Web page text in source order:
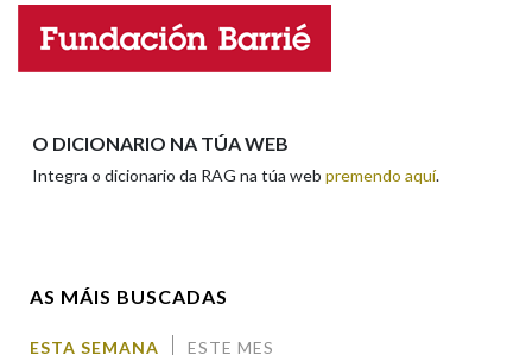
LIMPAR
Nome
O DICIONARIO NA TÚA WEB
Integra o dicionario da RAG na túa web premendo aquí.
AS MÁIS BUSCADAS
ESTA SEMANA ESTE MES